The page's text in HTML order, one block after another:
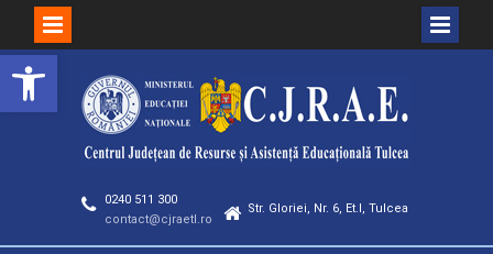
Skip
to
content
0240 511 300
contact@cjraetl.ro
Str. Gloriei, Nr. 6, Et.I, Tulcea
Deschide bara de unelte